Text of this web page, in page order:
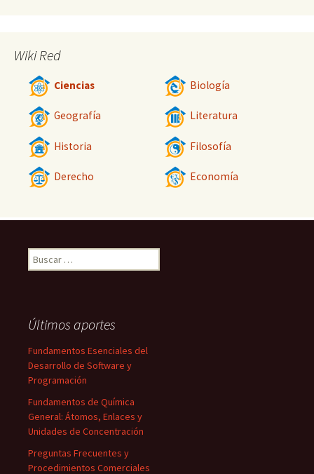
Wiki Red
Ciencias Biología
Geografía Literatura
Historia Filosofía
Derecho Economía
Buscar:
Últimos aportes
Fundamentos Esenciales del
Desarrollo de Software y
Programación
Fundamentos de Química
General: Átomos, Enlaces y
Unidades de Concentración
Preguntas Frecuentes y
Procedimientos Comerciales